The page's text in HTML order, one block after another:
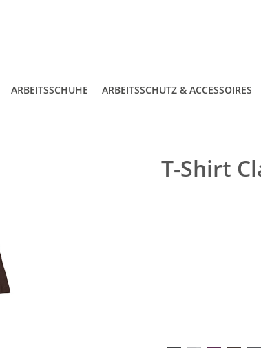
ARBEITSSCHUHE ARBEITSSCHUTZ & ACCESSOIRES
T-Shirt